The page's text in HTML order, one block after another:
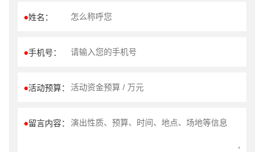
●姓名：
●手机号：
●活动预算：
●留言内容：